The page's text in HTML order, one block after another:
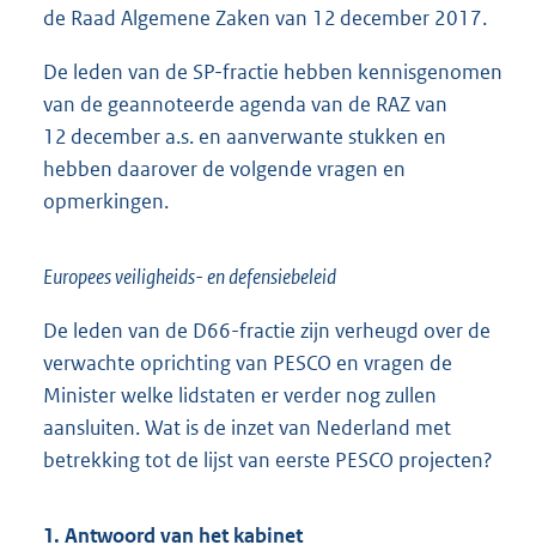
de Raad Algemene Zaken van 12 december 2017.
De leden van de SP-fractie hebben kennisgenomen
van de geannoteerde agenda van de RAZ van
12 december a.s. en aanverwante stukken en
hebben daarover de volgende vragen en
opmerkingen.
Europees veiligheids- en defensiebeleid
De leden van de D66-fractie zijn verheugd over de
verwachte oprichting van PESCO en vragen de
Minister welke lidstaten er verder nog zullen
aansluiten. Wat is de inzet van Nederland met
betrekking tot de lijst van eerste PESCO projecten?
1. Antwoord van het kabinet